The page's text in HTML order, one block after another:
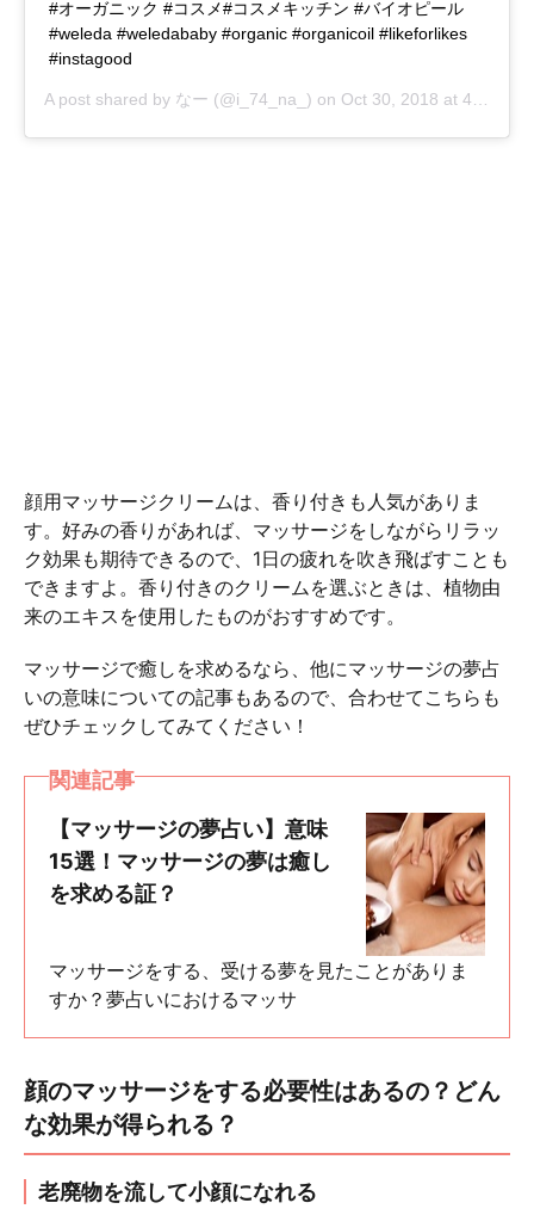
#オーガニック #コスメ#コスメキッチン #バイオピール
#weleda #weledababy #organic #organicoil #likeforlikes
#instagood
A post shared by なー (@i_74_na_) on Oct 30, 2018 at 4:20am PDT
顔用マッサージクリームは、香り付きも人気がありま
す。好みの香りがあれば、マッサージをしながらリラッ
ク効果も期待できるので、1日の疲れを吹き飛ばすことも
できますよ。香り付きのクリームを選ぶときは、植物由
来のエキスを使用したものがおすすめです。
マッサージで癒しを求めるなら、他にマッサージの夢占
いの意味についての記事もあるので、合わせてこちらも
ぜひチェックしてみてください！
関連記事
【マッサージの夢占い】意味
15選！マッサージの夢は癒し
を求める証？
マッサージをする、受ける夢を見たことがありま
すか？夢占いにおけるマッサ
顔のマッサージをする必要性はあるの？どん
な効果が得られる？
老廃物を流して小顔になれる